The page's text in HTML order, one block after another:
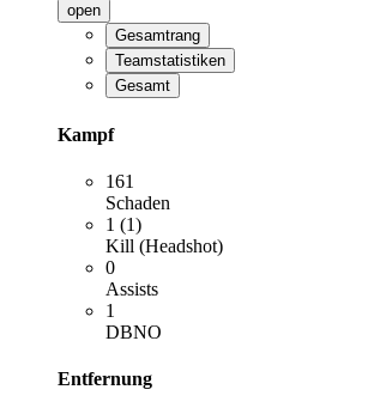
open
Gesamtrang
Teamstatistiken
Gesamt
Kampf
161
Schaden
1 (1)
Kill (Headshot)
0
Assists
1
DBNO
Entfernung